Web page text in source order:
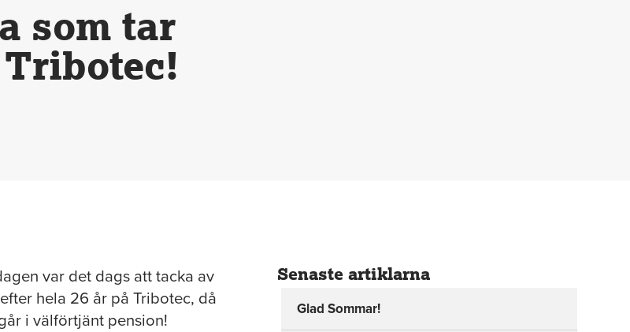
som tar
var det dags att tacka av
hela 26 år på Tribotec, då
i välförtjänt pension!
Senaste artiklarna
Glad Sommar!